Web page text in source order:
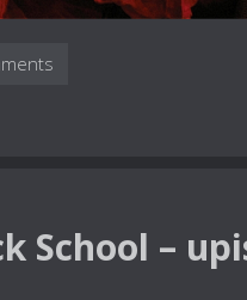
School –